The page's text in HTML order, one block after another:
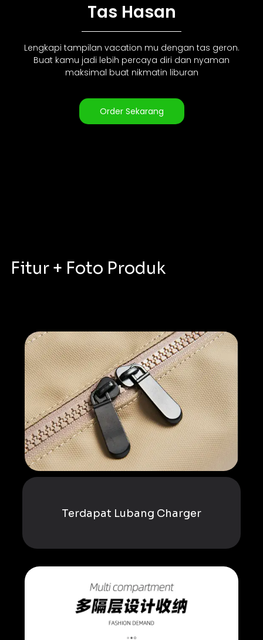
Tas Hasan
Lengkapi tampilan vacation mu dengan tas geron.
Buat kamu jadi lebih percaya diri dan nyaman
maksimal buat nikmatin liburan
Order Sekarang
Fitur + Foto Produk
Terdapat Lubang Charger